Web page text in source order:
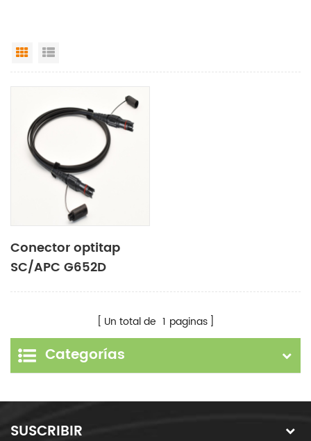
Grid View
Conector optitap
SC/APC G652D
G657A1 G657A2 cable
Un total de 1 paginas
Categorías
SUSCRIBIR